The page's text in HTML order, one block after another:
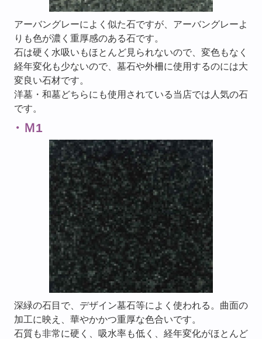
アーバングレーによく似た石ですが、アーバングレーよ
りも色が濃く重厚感のある石です。
石は硬く水吸いもほとんど見られないので、変色もなく
経年変化も少ないので、墓石や外柵に使用するのには大
変良い石材です。
洋墓・和墓どちらにも使用されている当店では人気の石
です。
・Ｍ1
深緑の石目で、デザイン墓石等によく使われる。曲面の
加工に映え、華やかかつ重厚な色合いです。
石質も非常に硬く、吸水率も低く、経年変化がほとんど